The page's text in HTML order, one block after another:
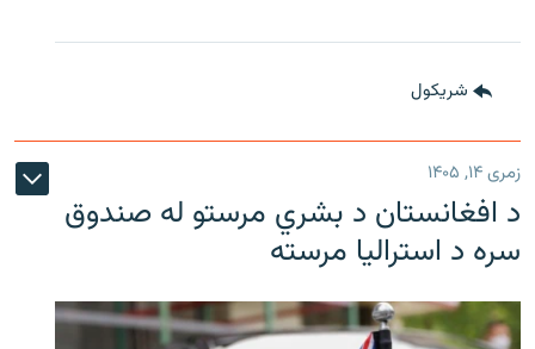
شريکول
زمری ۱۴, ۱۴۰۵
د افغانستان د بشري مرستو له صندوق
سره د استرالیا مرسته